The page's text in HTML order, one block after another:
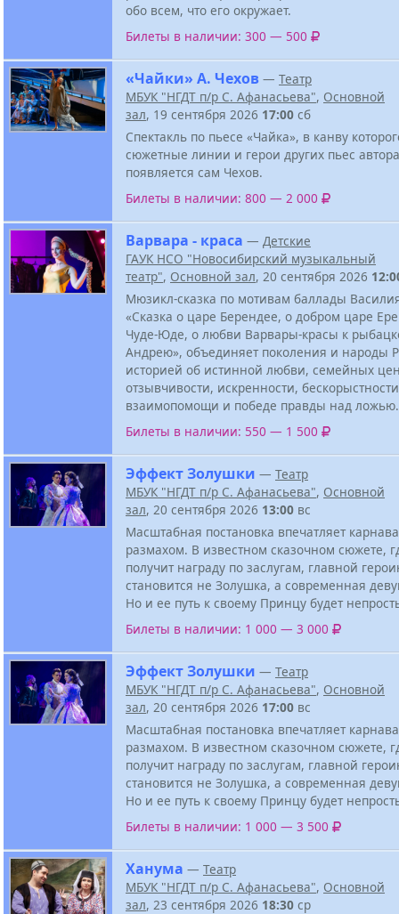
обо всем, что его окружает.
Билеты в наличии: 300 — 500
«Чайки» А. Чехов — Театр
МБУК "НГДТ п/р С. Афанасьева", Основной
зал, 19 сентября 2026 17:00 сб
Спектакль по пьесе «Чайка», в канву
сюжетные линии и герои других пьес
появляется сам Чехов.
Билеты в наличии: 800 — 2 000
Варвара - краса — Детские
ГАУК НСО "Новосибирский музыкальный
театр", Основной зал, 20 сентября 2026
Мюзикл-сказка по мотивам баллады
«Сказка о царе Берендее, о добром царе
Чуде-Юде, о любви Варвары-красы к
Андрею», объединяет поколения и народы
историей об истинной любви, семейных
отзывчивости, искренности,
взаимопомощи и победе правды над ложью.
Билеты в наличии: 550 — 1 500
Эффект Золушки — Театр
МБУК "НГДТ п/р С. Афанасьева", Основной
зал, 20 сентября 2026 13:00 вс
Масштабная постановка впечатляет
размахом. В известном сказочном сюжете,
получит награду по заслугам, главной
становится не Золушка, а современная
Но и ее путь к своему Принцу будет
Билеты в наличии: 1 000 — 3 000
Эффект Золушки — Театр
МБУК "НГДТ п/р С. Афанасьева", Основной
зал, 20 сентября 2026 17:00 вс
Масштабная постановка впечатляет
размахом. В известном сказочном сюжете,
получит награду по заслугам, главной
становится не Золушка, а современная
Но и ее путь к своему Принцу будет
Билеты в наличии: 1 000 — 3 500
Ханума — Театр
МБУК "НГДТ п/р С. Афанасьева", Основной
зал, 23 сентября 2026 18:30 ср